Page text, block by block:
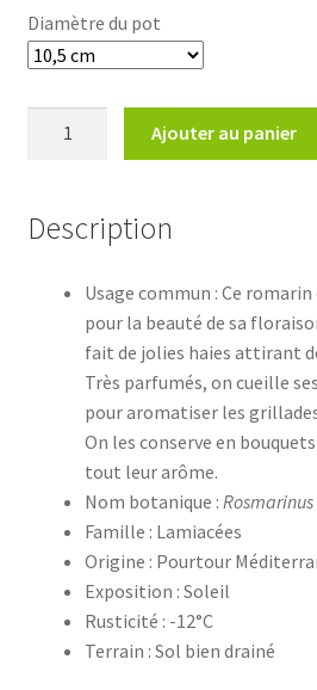
Diamètre du pot
'Majorca
Majorque
Ajouter au panier
Description
Usage commun : Ce
pour la beauté de sa
fait de jolies haies attirant
Très parfumés, on cueille
pour aromatiser les
On les conserve en
tout leur arôme.
Nom botanique :
Famille : Lamiacées
Origine : Pourtour
Exposition : Soleil
Rusticité : -12°C
Terrain : Sol bien drainé